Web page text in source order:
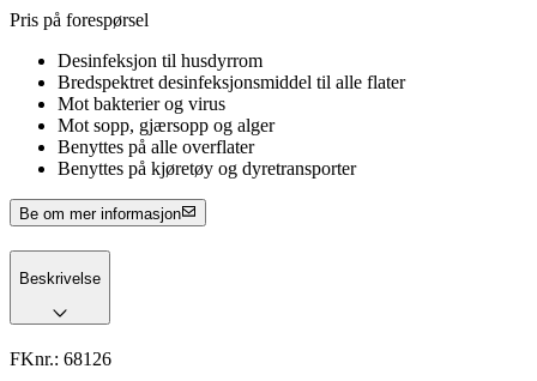
Pris på forespørsel
Desinfeksjon til husdyrrom
Bredspektret desinfeksjonsmiddel til alle flater
Mot bakterier og virus
Mot sopp, gjærsopp og alger
Benyttes på alle overflater
Benyttes på kjøretøy og dyretransporter
Be om mer informasjon
Beskrivelse
FKnr.: 68126